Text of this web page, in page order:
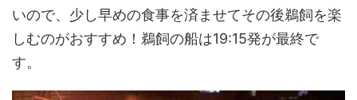
いので、少し早めの食事を済ませてその後鵜飼を楽
しむのがおすすめ！鵜飼の船は19:15発が最終で
す。